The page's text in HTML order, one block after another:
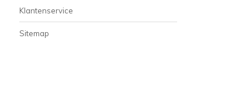
Klantenservice
Sitemap